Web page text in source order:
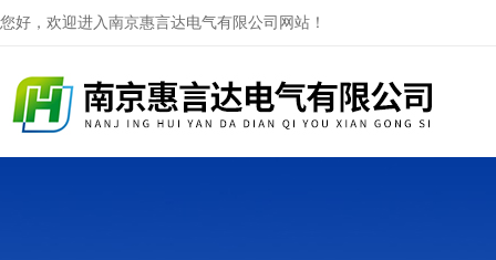
您好，欢迎进入南京惠言达电气有限公司网站！